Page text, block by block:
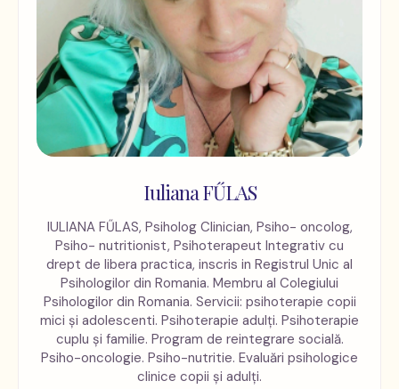
Iuliana FŰLAS
IULIANA FŰLAS, Psiholog Clinician, Psiho- oncolog,
Psiho- nutritionist, Psihoterapeut Integrativ cu
drept de libera practica, inscris in Registrul Unic al
Psihologilor din Romania. Membru al Colegiului
Psihologilor din Romania. Servicii: psihoterapie copii
mici și adolescenti. Psihoterapie adulți. Psihoterapie
cuplu și familie. Program de reintegrare socială.
Psiho-oncologie. Psiho-nutritie. Evaluări psihologice
clinice copii și adulți.